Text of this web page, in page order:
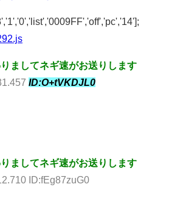
ましてネギ速がお送りします
ID:O+tVKDJL0
ましてネギ速がお送りします
ID:fEg87zuG0